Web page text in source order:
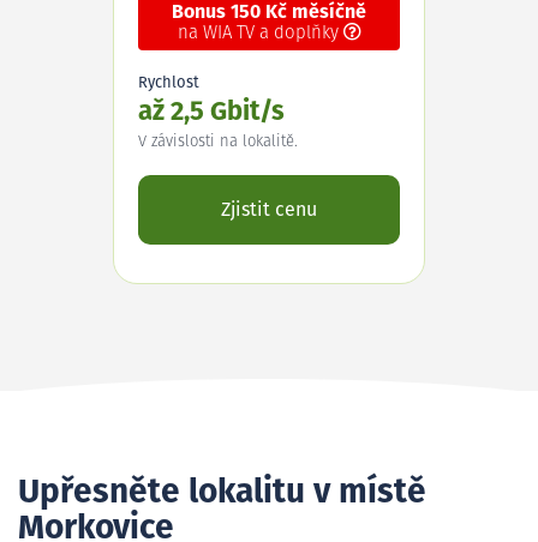
Bonus 150 Kč měsíčně
na WIA TV a doplňky
Rychlost
až 2,5 Gbit/s
V závislosti na lokalitě.
Zjistit cenu
Upřesněte lokalitu v místě
Morkovice